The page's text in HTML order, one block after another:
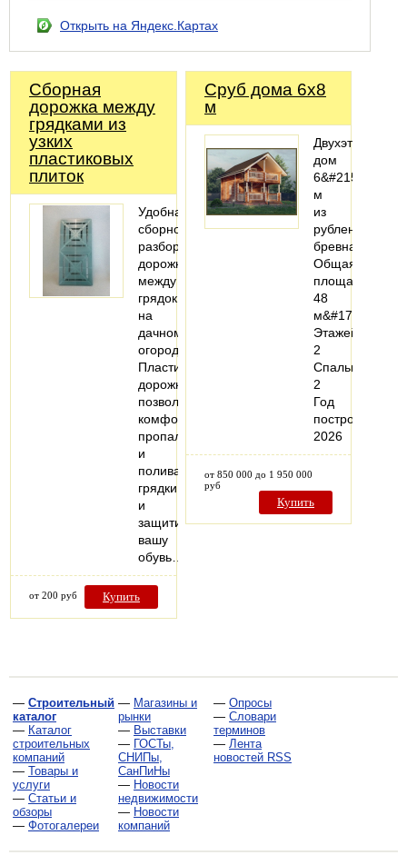
Открыть на Яндекс.Картах
Сборная
дорожка между
грядками из
узких
пластиковых
плиток
Удобная
сборно-
разборная
дорожка
между
грядок
на
дачном
огороде.
Пластиковая
дорожка
позволит
комфортно
пропалывать
и
поливать
грядки
и
защитит
вашу
обувь…
от 200 руб Купить
Сруб дома 6x8
м
Двухэтажный
дом
6&#215;8
м
из
рубленого
бревна
Общая
площадь:
48
м&#178;
Этажей:
2
Спальни:
2
Год
постройки:
2026
от 850 000 до 1 950 000
руб
Купить
— Строительный
каталог
— Каталог
строительных
компаний
— Товары и
услуги
— Статьи и
обзоры
— Фотогалереи
— Магазины и
рынки
— Выставки
— ГОСТы,
СНИПы,
СанПиНы
— Новости
недвижимости
— Новости
компаний
— Опросы
— Словари
терминов
— Лента
новостей RSS